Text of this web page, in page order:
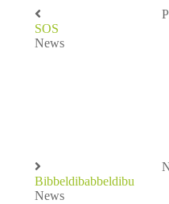
SOS
News
Bibbeldibabbeldibu
News